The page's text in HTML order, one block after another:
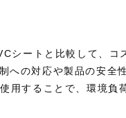
シートと比較して、コ
への対応や製品の安全
用することで、環境負